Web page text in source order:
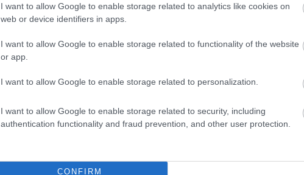
I want to allow Google to enable storage related to analytics like cookies on
web or device identifiers in apps.
I want to allow Google to enable storage related to functionality of the website
or app.
I want to allow Google to enable storage related to personalization.
I want to allow Google to enable storage related to security, including
authentication functionality and fraud prevention, and other user protection.
CONFIRM